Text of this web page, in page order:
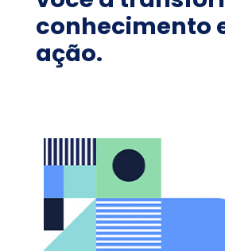
conhecimento
ação.